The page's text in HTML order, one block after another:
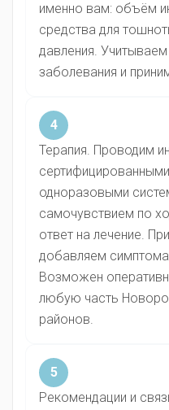
именно вам: объём
средства для
давления.
заболевания и
4
Терапия. Проводим
одноразовыми
самочувствием по
ответ на лечение.
добавляем
Возможен
любую часть
районов.
5
Рекомендации и